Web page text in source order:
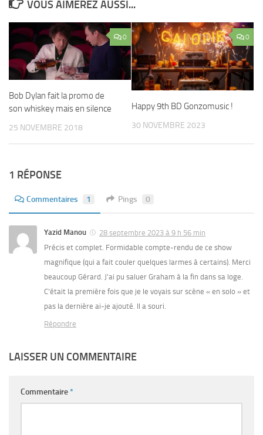
VOUS AIMEREZ AUSSI...
0
Bob Dylan fait la promo de
son whiskey mais en silence
25 NOVEMBRE 2018
0
Happy 9th BD Gonzomusic !
30 NOVEMBRE 2023
1 RÉPONSE
Commentaires 1 Pings 0
Yazid Manou
28 septembre 2023 à 9 h 56 min
Précis et complet. Formidable compte-rendu de ce show
magnifique (qui a fait couler quelques larmes à certains). Merci
beaucoup Gérard. J’ai pu saluer Graham à la fin dans sa loge.
C’était la première fois que je le voyais sur scène « en solo » et
pas la dernière ai-je ajouté. Il a souri.
Répondre
LAISSER UN COMMENTAIRE
Commentaire*